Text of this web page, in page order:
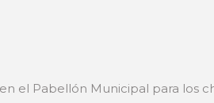
el Pabellón Municipal para los